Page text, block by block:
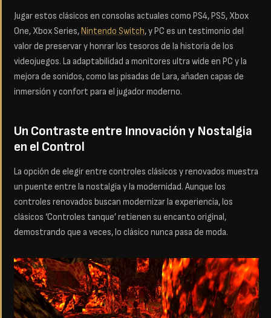
Jugar estos clásicos en consolas actuales como PS4, PS5, Xbox
One, Xbox Series,Nintendo Switch, y PC es un testimonio del
valor de preservar y honrar los tesoros de la historia de los
videojuegos. La adaptabilidad a monitores ultra wide en PC y la
mejora de sonidos, como las pisadas de Lara, añaden capas de
inmersión y confort para el jugador moderno.
Un Contraste entre Innovación y Nostalgia
en el Control
La opción de elegir entre controles clásicos y renovados muestra
un puente entre la nostalgia y la modernidad. Aunque los
controles renovados buscan modernizar la experiencia, los
clásicos ‘Controles tanque’ retienen su encanto original,
demostrando que a veces, lo clásico nunca pasa de moda.